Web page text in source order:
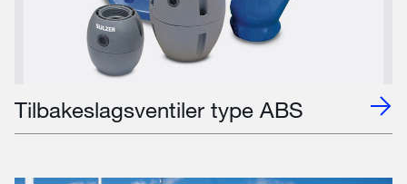
Tilbakeslagsventiler type ABS